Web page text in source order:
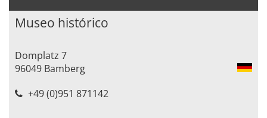
Museo histórico
Domplatz 7
96049 Bamberg
+49 (0)951 871142